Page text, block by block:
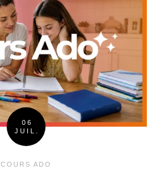
06
JUIL.
COURS ADO